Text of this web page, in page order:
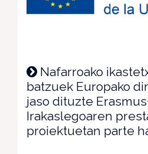
Nafarroako
batzuek Europako
jaso dituzte
Irakaslegoaren
proiektuetan parte